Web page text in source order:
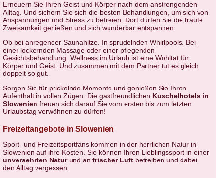
Erneuern Sie Ihren Geist und Körper nach dem anstrengenden
Alltag. Und sichern Sie sich die besten Behandlungen, um sich von
Anspannungen und Stress zu befreien. Dort dürfen Sie die traute
Zweisamkeit genießen und sich wunderbar entspannen.
Ob bei anregender Saunahitze. In sprudelnden Whirlpools. Bei
einer lockernden Massage oder einer pflegenden
Gesichtsbehandlung. Wellness im Urlaub ist eine Wohltat für
Körper und Geist. Und zusammen mit dem Partner tut es gleich
doppelt so gut.
Sorgen Sie für prickelnde Momente und genießen Sie Ihren
Aufenthalt in vollen Zügen. Die gastfreundlichen Kuschelhotels in
Slowenien freuen sich darauf Sie vom ersten bis zum letzten
Urlaubstag verwöhnen zu dürfen!
Freizeitangebote in Slowenien
Sport- und Freizeitsportfans kommen in der herrlichen Natur in
Slowenien auf ihre Kosten. Sie können Ihren Lieblingssport in einer
unversehrten Naturund an frischer Luft betreiben und dabei
den Alltag vergessen.